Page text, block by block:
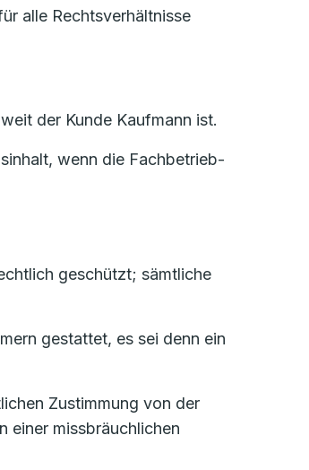
alle Rechtsverhältnisse
der Kunde Kaufmann ist.
wenn die Fachbetrieb-
geschützt; sämtliche
gestattet, es sei denn ein
Zustimmung von der
einer missbräuchlichen